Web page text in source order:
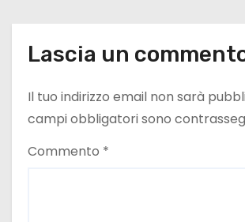
Lascia un
Il tuo indirizzo email non sarà
campi obbligatori sono
Commento *